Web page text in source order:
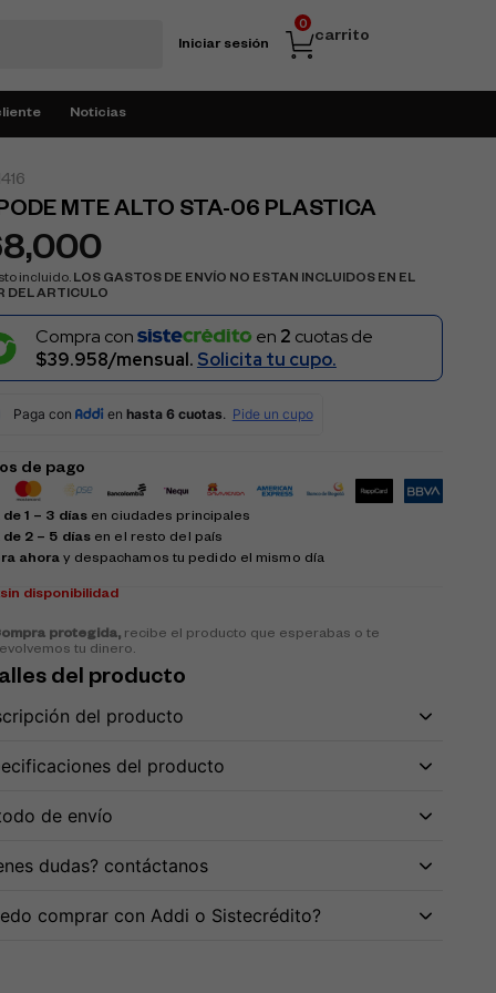
Iniciar sesión carrito
0
Noticias
MTE ALTO STA-06 PLASTICA
incluido. LOS GASTOS DE ENVÍO NO ESTAN INCLUIDOS EN EL
DEL ARTICULO
Compra con en 2 cuotas de
$39.958/mensual. Solicita tu cupo.
de pago
1 – 3 días en ciudades principales
2 – 5 días en el resto del país
ahora y despachamos tu pedido el mismo día
sin disponibilidad
protegida,recibe el producto que esperabas o te
tu dinero.
del producto
del producto
del producto
de envío
dudas? contáctanos
comprar con Addi o Sistecrédito?